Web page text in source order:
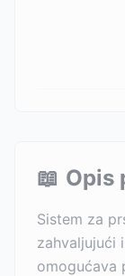
📖 Opis
Sistem za
zahvaljujući
omogućava